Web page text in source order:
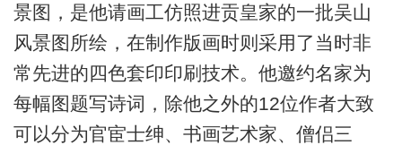
景图，是他请画工仿照进贡皇家的一批吴山
风景图所绘，在制作版画时则采用了当时非
常先进的四色套印印刷技术。他邀约名家为
每幅图题写诗词，除他之外的12位作者大致
可以分为官宦士绅、书画艺术家、僧侣三